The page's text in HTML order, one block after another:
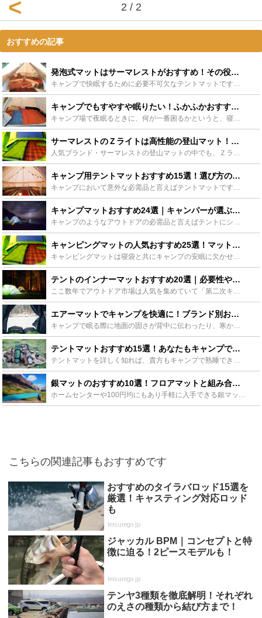
2 / 2
おすすめの記事
発泡式マットはサーマレストがおすすめ！その役割やメリット、人気のZライトソルも！ - Leisurego(レジャーゴー)
キャンプでもすやすや眠りたい！ふかふかおすすめエアマットを紹介します！ - Leisurego(レジャーゴー)
サーマレストのＺライトは高性能の登山マット！類似モデルとの比較も - Leisurego(レジャーゴー)
キャンプ用テントマットおすすめ15選！選び方のポイントも徹底解説 - Leisurego(レジャーゴー)
キャンプマットおすすめ24選｜キャンパーが選ぶ快適な人気アイテムをチェック！ - Leisurego(レジャーゴー)
キャンピングマットの人気おすすめ25選！マットの種類や選び方もご紹介！ - Leisurego(レジャーゴー)
テントのインナーマットおすすめ20選｜必要性や選び方をチェックして快適さを手に入れよう！ - Leisurego(レジャーゴー)
エアーマットでキャンプを快適に！ブランド別おすすめ15選！ - Leisurego(レジャーゴー)
テントマットおすすめ15選！あなたもキャンプで熟睡できます！！ - Leisurego(レジャーゴー)
銀マットのおすすめ10選！フロアマットと組み合わせて使うと最強！？ - Leisurego(レジャーゴー)
こちらの関連記事もおすすめです
おすすめのタイラバロッド15選を
厳選！キャスティング対応ロッド
も
leisurego.jp
ジャッカル BPM｜コンセプトと特
徴に迫る！2ピースモデルも！
leisurego.jp
テンヤ3種類を徹底解明！それぞれ
のえさの種類から結び方まで！